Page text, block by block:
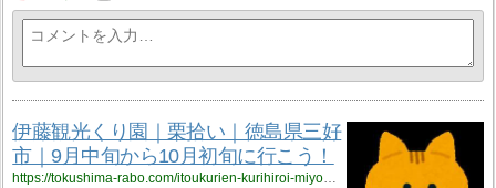
伊藤観光くり園｜栗拾い｜徳島県三好
市｜9月中旬から10月初旬に行こう！
https://tokushima-rabo.com/itoukurien-kurihiroi-miyosicity-ikedatyou/?utm_source=rss&utm_medium=rss&utm_campaign=itoukurien-kurihiroi-miyosicity-ikedatyou